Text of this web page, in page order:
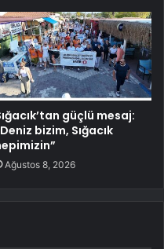
güçlü mesaj:
bizim, Sığacık
Ağustos 8, 2026